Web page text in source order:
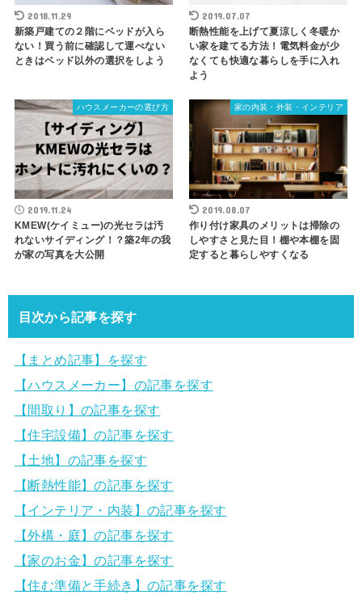
2018.11.29
新築戸建ての２階にベッドが入ら
ない！買う前に確認して運べない
ときはベッド以外の選択をしよう
2019.07.07
断熱性能を上げて夏涼しく冬暖か
い家を建てる方法！電気料金が少
なくても快適な暮らしを手に入れ
よう
ハウスメーカーの選び方
2019.11.24
KMEW(ケイミュー)の光セラは汚
れないサイディング！？築2年の我
が家の写真を大公開
家の内装・外装・インテリア
2019.08.07
作り付け家具のメリットは掃除の
しやすさと見た目！棚や本棚を固
定すると暮らしやすくなる
目次から記事を探す
【まとめ記事】を探す
【ハウスメーカー】の記事を探す
【間取り】の記事を探す
【住宅設備】の記事を探す
【土地】の記事を探す
【断熱性能】の記事を探す
【インテリア・内装】の記事を探す
【外構・庭】の記事を探す
【家のお金】の記事を探す
【住む準備と手続き】の記事を探す